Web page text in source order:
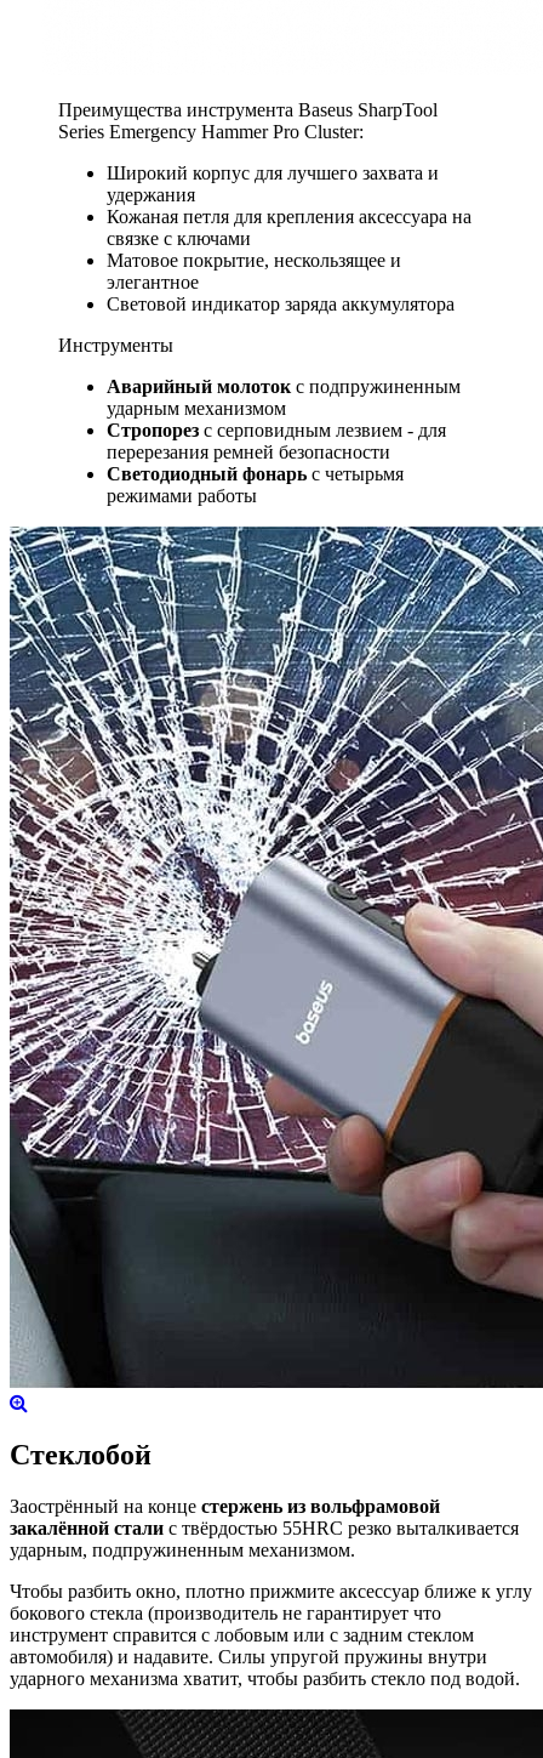
Преимущества инструмента Baseus SharpTool
Series Emergency Hammer Pro Cluster:
Широкий корпус для лучшего захвата и
удержания
Кожаная петля для крепления аксессуара на
связке с ключами
Матовое покрытие, нескользящее и
элегантное
Световой индикатор заряда аккумулятора
Инструменты
Аварийный молоток с подпружиненным
ударным механизмом
Стропорез с серповидным лезвием - для
перерезания ремней безопасности
Светодиодный фонарь с четырьмя
режимами работы
Стеклобой
Заострённый на конце стержень из вольфрамовой
закалённой стали с твёрдостью 55HRC резко выталкивается
ударным, подпружиненным механизмом.
Чтобы разбить окно, плотно прижмите аксессуар ближе к углу
бокового стекла (производитель не гарантирует что
инструмент справится с лобовым или с задним стеклом
автомобиля) и надавите. Силы упругой пружины внутри
ударного механизма хватит, чтобы разбить стекло под водой.